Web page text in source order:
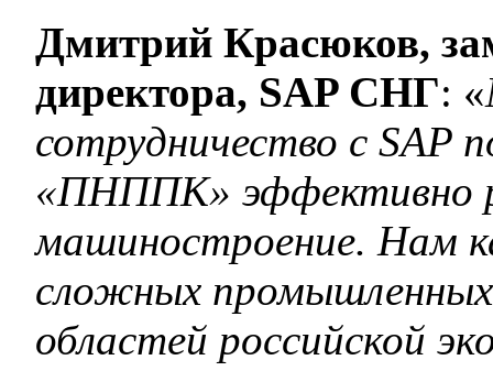
Дмитрий Красюков,
директора, SAP СНГ: «
сотрудничество c SAP
«ПНППК» эффективно
машиностроение. Нам
сложных промышленных
областей российской